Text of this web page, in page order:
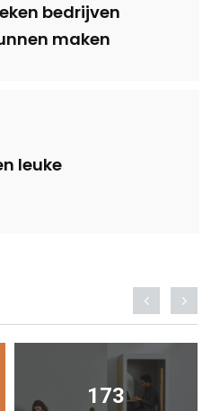
bedrijven
maken
leuke
173